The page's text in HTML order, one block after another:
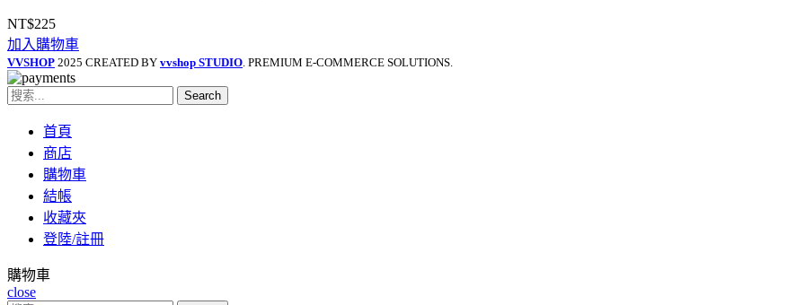
NT$225
加入購物車
VVSHOP 2025 CREATED BY vvshop STUDIO . PREMIUM E-COMMERCE SOLUTIONS.
Search
首頁
商店
購物車
結帳
收藏夾
登陸/註冊
購物車
close